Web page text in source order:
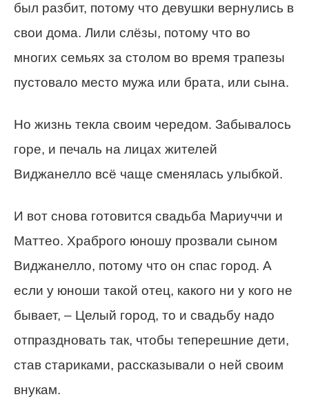
был разбит, потому что девушки вернулись в
свои дома. Лили слёзы, потому что во
многих семьях за столом во время трапезы
пустовало место мужа или брата, или сына.
Но жизнь текла своим чередом. Забывалось
горе, и печаль на лицах жителей
Виджанелло всё чаще сменялась улыбкой.
И вот снова готовится свадьба Мариуччи и
Маттео. Храброго юношу прозвали сыном
Виджанелло, потому что он спас город. А
если у юноши такой отец, какого ни у кого не
бывает, – Целый город, то и свадьбу надо
отпраздновать так, чтобы теперешние дети,
став стариками, рассказывали о ней своим
внукам.